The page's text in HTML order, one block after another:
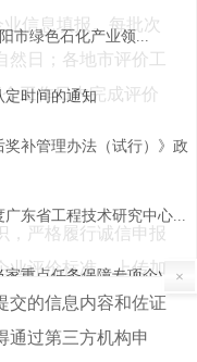
信息填报。每批次
然日；各地市评价工
工作日内完成评价
严格履行诚信申报
业评价标准，上传加
交的信息内容和佐证
通过第三方机构申
市绿色石化产业领...
定时间的通知
补管理办法（试行）》政
东省工程技术研究中心...
重点任务保障专项企业...
搬迁高新技术企业的公...
×